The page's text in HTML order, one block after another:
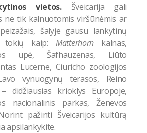
vietos.Šveicarija gali
ne tik kalnuotomis viršūnėmis ar
šalyje gausu lankytinų
tokių kaip:Matterhornkalnas,
upė, Šafhauzenas, Liūto
Lucerne, Ciuricho zoologijos
vynuogynų terasos, Reino
didžiausias krioklys Europoje,
nacionalinis parkas, Ženevos
pažinti Šveicarijos kultūrą
apsilankykite.